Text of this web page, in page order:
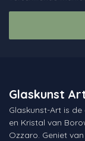
Glaskunst
Glaskunst-Art is
en Kristal van
Ozzaro. Geniet